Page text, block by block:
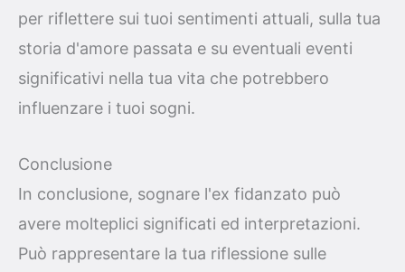
per riflettere sui tuoi sentimenti attuali, sulla tua
storia d'amore passata e su eventuali eventi
significativi nella tua vita che potrebbero
influenzare i tuoi sogni.
Conclusione
In conclusione, sognare l'ex fidanzato può
avere molteplici significati ed interpretazioni.
Può rappresentare la tua riflessione sulle